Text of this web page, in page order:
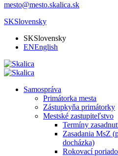
mesto@mesto.skalica.sk
SKSlovensky
SKSlovensky
ENEnglish
Samospráva
Primátorka mesta
Zástupkyňa primátorky
Mestské zastupiteľstvo
Termíny
Zasadania MsZ
docházka)
Rokovací